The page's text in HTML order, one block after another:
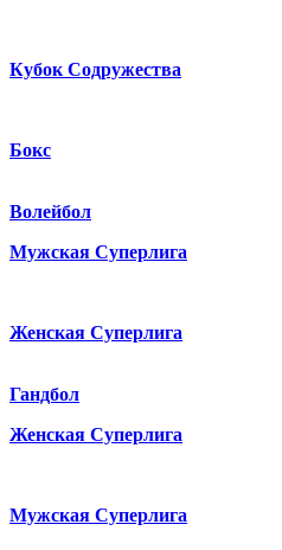
Кубок Содружества
Бокс
Волейбол
Мужская Суперлига
Женская Суперлига
Гандбол
Женская Суперлига
Мужская Суперлига